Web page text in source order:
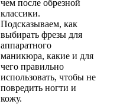
чем после обрезной
классики.
Подсказываем, как
выбирать фрезы для
аппаратного
маникюра, какие и для
чего правильно
использовать, чтобы не
повредить ногти и
кожу.